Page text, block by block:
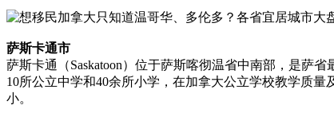
萨斯卡通市
萨斯卡通（Saskatoon）位于萨斯喀彻温省中南部，是萨
10所公立中学和40余所小学，在加拿大公立学校教学质
小。